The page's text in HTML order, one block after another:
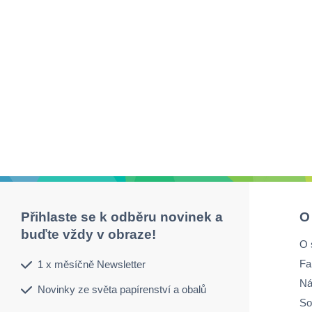
Přihlaste se k odběru novinek a
buďte vždy v obraze!
1 x měsíčně Newsletter
Novinky ze světa papírenství a obalů
O